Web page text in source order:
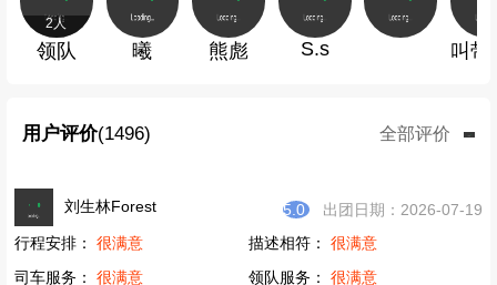
2人
领队 曦 熊彪 S.s 叫带
用户评价(1496) 全部评价
刘生林Forest 5.0
出团日期：2026-07-19
行程安排：很满意 描述相符： 很满意
司车服务：很满意 领队服务： 很满意